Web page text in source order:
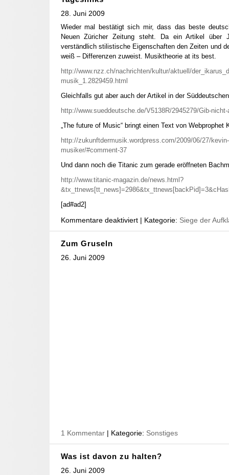
28. Juni 2009
Wieder mal bestätigt sich mir, dass das beste
Neuen Züricher Zeitung steht. Da ein Artikel über
verständlich stilistische Eigenschaften den Zeiten und
weiß – Differenzen zuweist. Musiktheorie at its best.
http://www.nzz.ch/nachrichten/kultur/aktuell/
musik_1.2829459.html
Gleichfalls gut aber auch der Artikel in der
http://www.sueddeutsche.de/V5138R/2945279/Gib-
„The future of Music“ bringt einen Text von Webprophet
http://zukunftdermusik.wordpress.com/2009/06/27/
musiker/#comment-37
Und dann noch die Titanic zum gerade eröffneten
http://www.titanic-magazin.de/news.html?
[ad#ad2]
Kommentare deaktiviert | Kategorie: Siege der
Zum Gruseln
26. Juni 2009
1 Kommentar | Kategorie: Sonstiges
Was ist davon zu halten?
26. Juni 2009